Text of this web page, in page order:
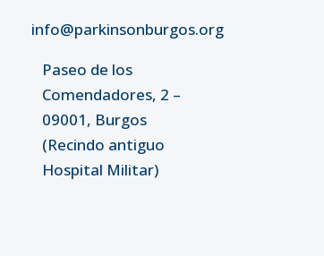
info@parkinsonburgos.org
Paseo de los
Comendadores, 2 –
09001, Burgos
(Recindo antiguo
Hospital Militar)